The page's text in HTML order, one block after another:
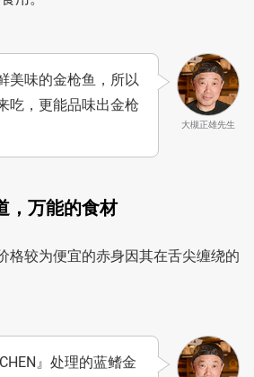
大槻正雄先生
美味的金枪鱼，所以
吃，更能品味出金枪
，万能的食材
格较为便宜的赤身因其在舌尖缠绕的
』处理的蓝鳍金